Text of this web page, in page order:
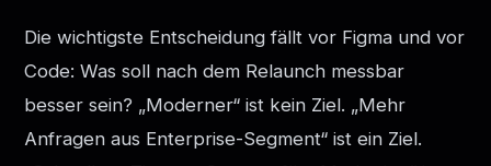
Die wichtigste Entscheidung fällt vor Figma und vor
Code: Was soll nach dem Relaunch messbar
besser sein? „Moderner“ ist kein Ziel. „Mehr
Anfragen aus Enterprise-Segment“ ist ein Ziel.